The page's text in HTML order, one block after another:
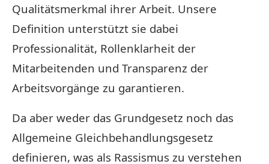
Qualitätsmerkmal ihrer Arbeit. Unsere
Definition unterstützt sie dabei
Professionalität, Rollenklarheit der
Mitarbeitenden und Transparenz der
Arbeitsvorgänge zu garantieren.
Da aber weder das Grundgesetz noch das
Allgemeine Gleichbehandlungsgesetz
definieren, was als Rassismus zu verstehen